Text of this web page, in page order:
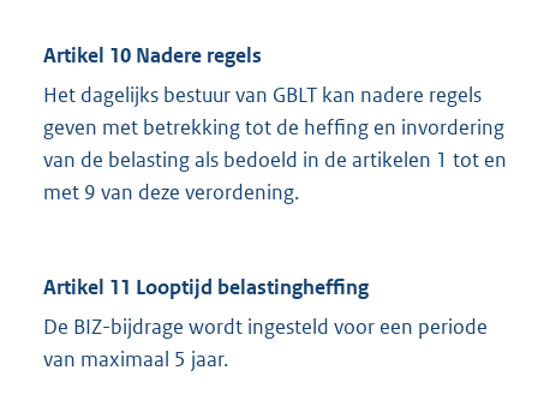
Artikel 10 Nadere regels
Het dagelijks bestuur van GBLT kan nadere regels
geven met betrekking tot de heffing en invordering
van de belasting als bedoeld in de artikelen 1 tot en
met 9 van deze verordening.
Artikel 11 Looptijd belastingheffing
De BIZ-bijdrage wordt ingesteld voor een periode
van maximaal 5 jaar.